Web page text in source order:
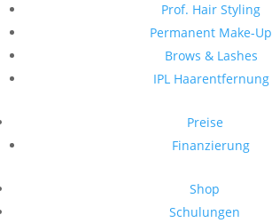
Prof. Hair Styling
Permanent Make-Up
Brows & Lashes
IPL Haarentfernung
Preise
Finanzierung
Shop
Schulungen